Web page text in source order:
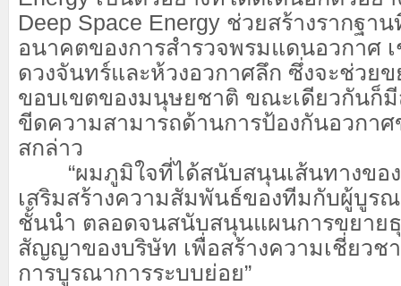
Deep Space Energy ช่วยสร้างรากฐา
อนาคตของการสำรวจพรมแดนอวกาศ
ดวงจันทร์และห้วงอวกาศลึก ซึ่งจะช่วย
ขอบเขตของมนุษยชาติ ขณะเดียวกันก็มี
ขีดความสามารถด้านการป้องกันอวกาศ
สกล่าว
“ผมภูมิใจที่ได้สนับสนุนเส้นทางของ
เสริมสร้างความสัมพันธ์ของทีมกับผู้บูร
ชั้นนำ ตลอดจนสนับสนุนแผนการขยาย
สัญญาของบริษัท เพื่อสร้างความเชี่ยวช
การบูรณาการระบบย่อย”